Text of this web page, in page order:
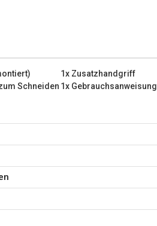
125 mm
Verpackung?
zum Schneiden
1x Zusatzhandgriff
Schneiden 1x Gebrauchsanweisung